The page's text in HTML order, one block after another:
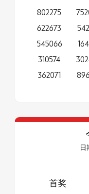
802275
622673
545066
310574
362071
日
首奖